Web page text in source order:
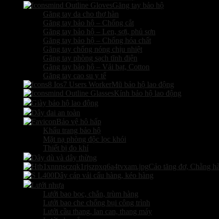
Găng tay bảo hộ
Găng tay da cho thợ hàn
Găng tay bảo hộ – Chống cắt
Găng tay bảo hộ – Len, sợi, phủ sơn
Găng tay bảo hộ – Chống hóa chất
Găng tay chống nóng chịu nhiệt
Găng tay phòng sạch tĩnh điện
Găng tay bảo hộ – Vải bạt, Cotton
Găng tay cao su y tế
Mũ bảo hộ lao động
Kính bảo hộ lao động
Giày bảo hộ lao động
Dây đai an toàn
Bảo vệ hô hấp
Khẩu trang bảo hộ
Mặt nạ phòng độc lọc khói
Thiết bị đo khí
Dây dù và dây thừng
Cảo tăng đơ, Chằng
Dây cáp vải cẩu hàng, kéo hàng
Lưới nhựa
Lưới bao bọc, chắn, trùm hàng
Lưới bao che chống bụi công trình
Lưới cầu thang, lan can, thang máy